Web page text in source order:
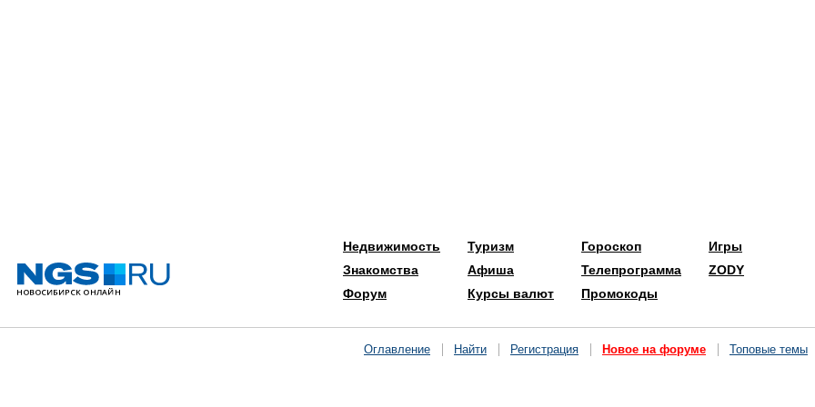
Недвижимость
Знакомства
Форум
Туризм
Афиша
Курсы валют
Гороскоп
Телепрограмма
Промокоды
Игры
ZODY
Оглавление Найти Регистрация Новое на форуме Топовые темы